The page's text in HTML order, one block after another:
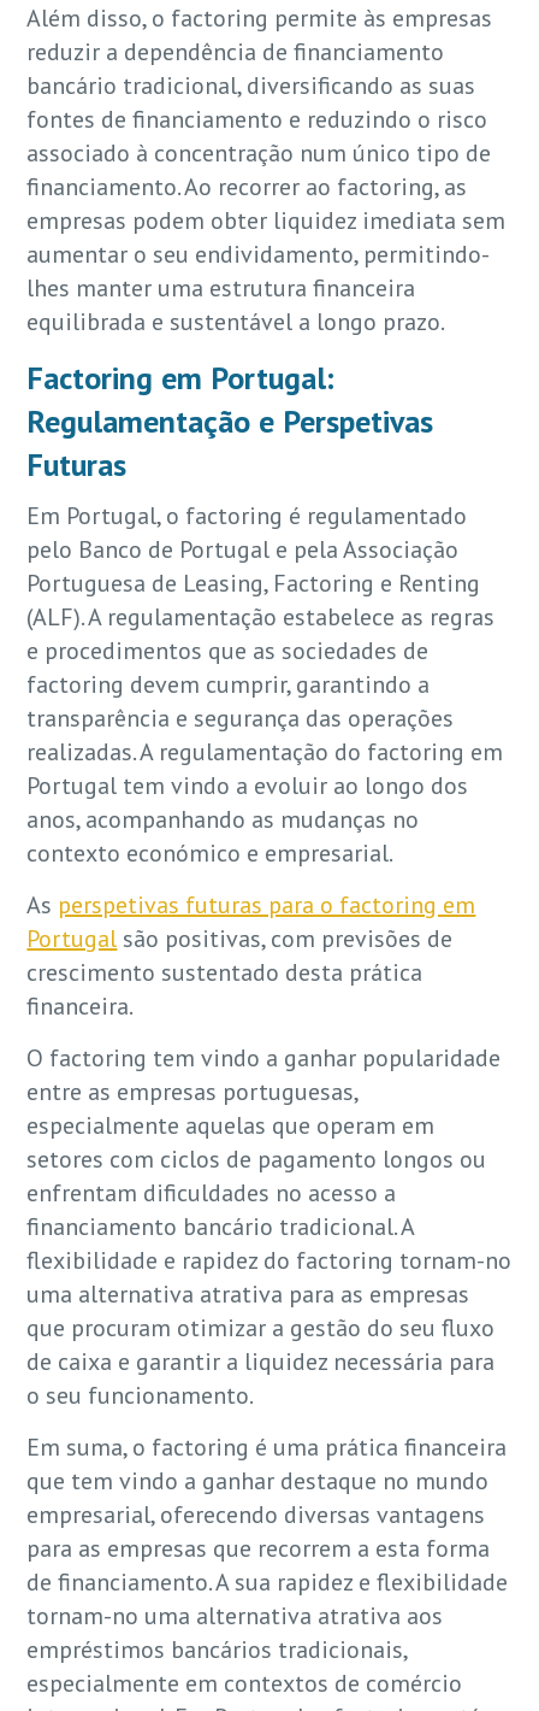
Além disso, o factoring permite às empresas
reduzir a dependência de financiamento
bancário tradicional, diversificando as suas
fontes de financiamento e reduzindo o risco
associado à concentração num único tipo de
financiamento. Ao recorrer ao factoring, as
empresas podem obter liquidez imediata sem
aumentar o seu endividamento, permitindo-
lhes manter uma estrutura financeira
equilibrada e sustentável a longo prazo.
Factoring em Portugal:
Regulamentação e Perspetivas
Futuras
Em Portugal, o factoring é regulamentado
pelo Banco de Portugal e pela Associação
Portuguesa de Leasing, Factoring e Renting
(ALF). A regulamentação estabelece as regras
e procedimentos que as sociedades de
factoring devem cumprir, garantindo a
transparência e segurança das operações
realizadas. A regulamentação do factoring em
Portugal tem vindo a evoluir ao longo dos
anos, acompanhando as mudanças no
contexto económico e empresarial.
As perspetivas futuras para o factoring em
Portugal são positivas, com previsões de
crescimento sustentado desta prática
financeira.
O factoring tem vindo a ganhar popularidade
entre as empresas portuguesas,
especialmente aquelas que operam em
setores com ciclos de pagamento longos ou
enfrentam dificuldades no acesso a
financiamento bancário tradicional. A
flexibilidade e rapidez do factoring tornam-no
uma alternativa atrativa para as empresas
que procuram otimizar a gestão do seu fluxo
de caixa e garantir a liquidez necessária para
o seu funcionamento.
Em suma, o factoring é uma prática financeira
que tem vindo a ganhar destaque no mundo
empresarial, oferecendo diversas vantagens
para as empresas que recorrem a esta forma
de financiamento. A sua rapidez e flexibilidade
tornam-no uma alternativa atrativa aos
empréstimos bancários tradicionais,
especialmente em contextos de comércio